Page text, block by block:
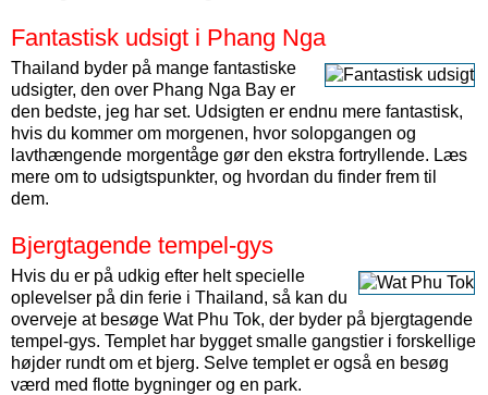
Fantastisk udsigt i Phang Nga
Thailand byder på mange fantastiske
udsigter, den over Phang Nga Bay er
den bedste, jeg har set. Udsigten er endnu mere fantastisk,
hvis du kommer om morgenen, hvor solopgangen og
lavthængende morgentåge gør den ekstra fortryllende. Læs
mere om to udsigtspunkter, og hvordan du finder frem til
dem.
Bjergtagende tempel-gys
Hvis du er på udkig efter helt specielle
oplevelser på din ferie i Thailand, så kan du
overveje at besøge Wat Phu Tok, der byder på bjergtagende
tempel-gys. Templet har bygget smalle gangstier i forskellige
højder rundt om et bjerg. Selve templet er også en besøg
værd med flotte bygninger og en park.